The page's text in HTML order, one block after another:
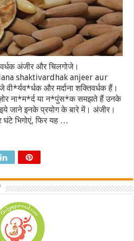
अंजीर और चिलगोजे।
shaktivardhak anjeer aur
और मर्दाना शक्तिवर्धक हैं।
ना*म*र्द या न*पुंस*क समझते हैं उनके
जाने इनके प्रयोग के बारे में। अंजीर।
घंटे भिगोएं, फिर यह …